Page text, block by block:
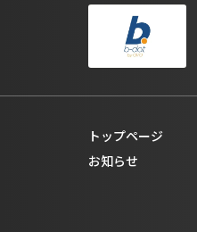
トップページ
お知らせ